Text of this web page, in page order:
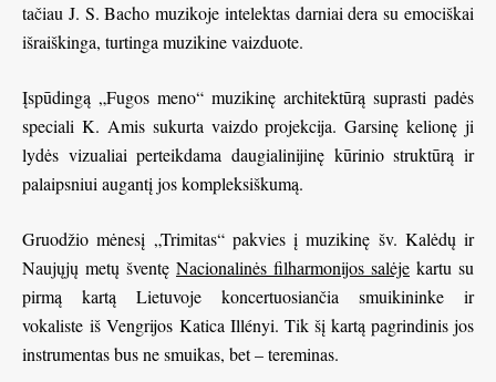
tačiau J. S. Bacho muzikoje intelektas darniai dera su emociškai
išraiškinga, turtinga muzikine vaizduote.
Įspūdingą „Fugos meno“ muzikinę architektūrą suprasti padės
speciali K. Amis sukurta vaizdo projekcija. Garsinę kelionę ji
lydės vizualiai perteikdama daugialinijinę kūrinio struktūrą ir
palaipsniui augantį jos kompleksiškumą.
Gruodžio mėnesį „Trimitas“ pakvies į muzikinę šv. Kalėdų ir
Naujųjų metų šventę Nacionalinės filharmonijos salėje kartu su
pirmą kartą Lietuvoje koncertuosiančia smuikininke ir
vokaliste iš Vengrijos Katica Illényi. Tik šį kartą pagrindinis jos
instrumentas bus ne smuikas, bet – tereminas.